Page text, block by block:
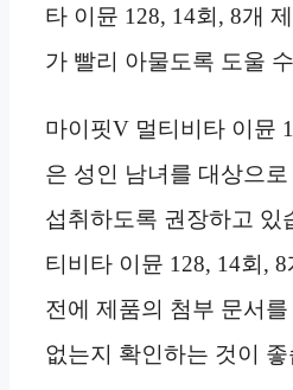
타 이뮨 128, 14회, 8개
가 빨리 아물도록 도울
마이핏V 멀티비타 이뮨
은 성인 남녀를 대상으
섭취하도록 권장하고 있
티비타 이뮨 128, 14회, 8
전에 제품의 첨부 문서를
없는지 확인하는 것이